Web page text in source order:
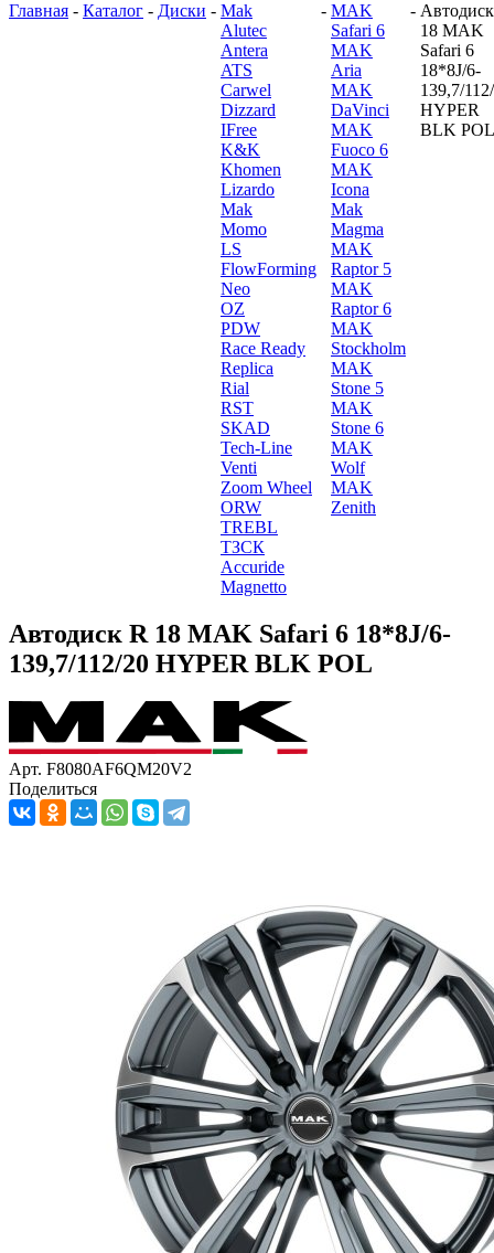
Главная - Каталог - Диски - Mak
Alutec
Antera
ATS
Carwel
Dizzard
IFree
K&K
Khomen
Lizardo
Mak
Momo
LS
FlowForming
Neo
OZ
PDW
Race Ready
Replica
Rial
RST
SKAD
Tech-Line
Venti
Zoom Wheel
ORW
TREBL
ТЗСК
Accuride
Magnetto
- MAK
Safari 6
MAK
Aria
MAK
DaVinci
MAK
Fuoco 6
MAK
Icona
Mak
Magma
MAK
Raptor 5
MAK
Raptor 6
MAK
Stockholm
MAK
Stone 5
MAK
Stone 6
MAK
Wolf
MAK
Zenith
-
18 MAK
Safari 6
18*8J/6-
139,7/
HYPER
BLK POL
Автодиск R 18 MAK Safari 6 18*8J/6-
139,7/112/20 HYPER BLK POL
Арт. F8080AF6QM20V2
Поделиться